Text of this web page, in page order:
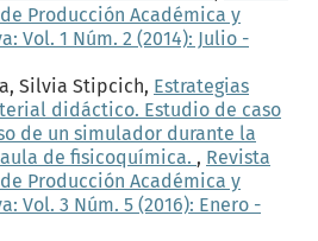
Producción Académica y
Vol. 1 Núm. 2 (2014): Julio -
Silvia Stipcich, Estrategias
didáctico. Estudio de caso
de un simulador durante la
de fisicoquímica. , Revista
Producción Académica y
Vol. 3 Núm. 5 (2016): Enero -